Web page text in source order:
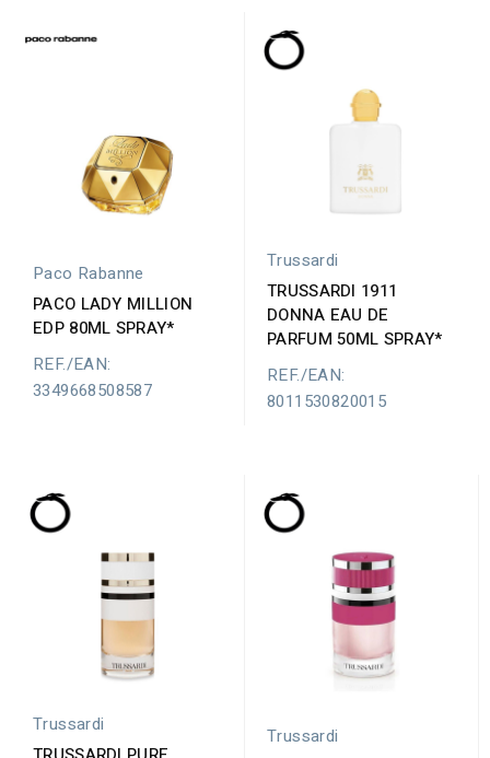
Paco Rabanne
PACO LADY MILLION
EDP 80ML SPRAY*
REF./EAN:
3349668508587
Trussardi
TRUSSARDI 1911
DONNA EAU DE
PARFUM 50ML SPRAY*
REF./EAN:
8011530820015
Trussardi
Trussardi